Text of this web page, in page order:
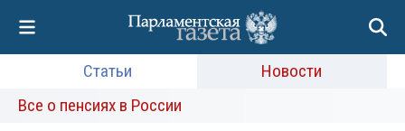
Статьи
Новости
Все о пенсиях в России